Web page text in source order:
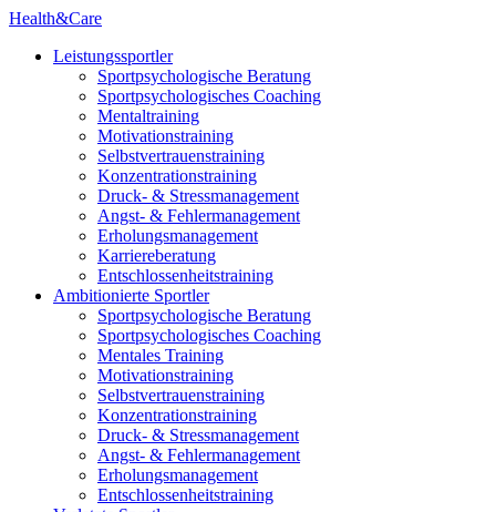
Health&Care
Leistungssportler
Sportpsychologische Beratung
Sportpsychologisches Coaching
Mentaltraining
Motivationstraining
Selbstvertrauenstraining
Konzentrationstraining
Druck- & Stressmanagement
Angst- & Fehlermanagement
Erholungsmanagement
Karriereberatung
Entschlossenheitstraining
Ambitionierte Sportler
Sportpsychologische Beratung
Sportpsychologisches Coaching
Mentales Training
Motivationstraining
Selbstvertrauenstraining
Konzentrationstraining
Druck- & Stressmanagement
Angst- & Fehlermanagement
Erholungsmanagement
Entschlossenheitstraining